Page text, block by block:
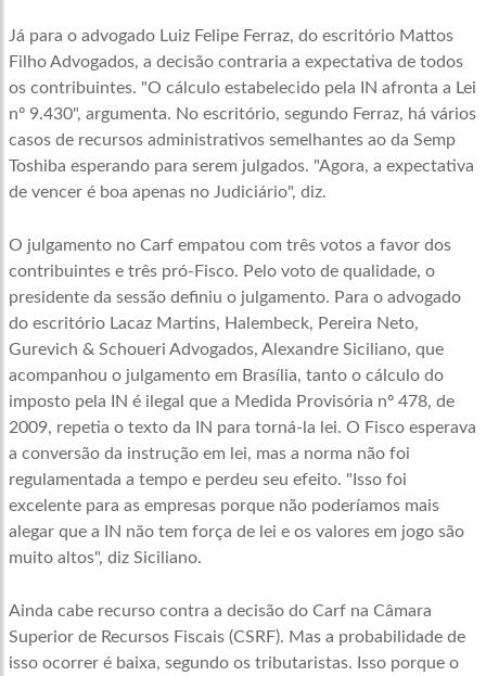
Já para o advogado Luiz Felipe Ferraz, do escritório Mattos
Filho Advogados, a decisão contraria a expectativa de todos
os contribuintes. "O cálculo estabelecido pela IN afronta a Lei
nº 9.430", argumenta. No escritório, segundo Ferraz, há vários
casos de recursos administrativos semelhantes ao da Semp
Toshiba esperando para serem julgados. "Agora, a expectativa
de vencer é boa apenas no Judiciário", diz.
O julgamento no Carf empatou com três votos a favor dos
contribuintes e três pró-Fisco. Pelo voto de qualidade, o
presidente da sessão definiu o julgamento. Para o advogado
do escritório Lacaz Martins, Halembeck, Pereira Neto,
Gurevich & Schoueri Advogados, Alexandre Siciliano, que
acompanhou o julgamento em Brasília, tanto o cálculo do
imposto pela IN é ilegal que a Medida Provisória nº 478, de
2009, repetia o texto da IN para torná-la lei. O Fisco esperava
a conversão da instrução em lei, mas a norma não foi
regulamentada a tempo e perdeu seu efeito. "Isso foi
excelente para as empresas porque não poderíamos mais
alegar que a IN não tem força de lei e os valores em jogo são
muito altos", diz Siciliano.
Ainda cabe recurso contra a decisão do Carf na Câmara
Superior de Recursos Fiscais (CSRF). Mas a probabilidade de
isso ocorrer é baixa, segundo os tributaristas. Isso porque o